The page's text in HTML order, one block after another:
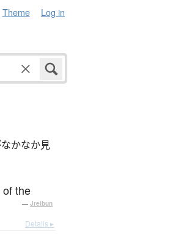
Theme Log in
かなか見
the
— Jreibun
Details ▸